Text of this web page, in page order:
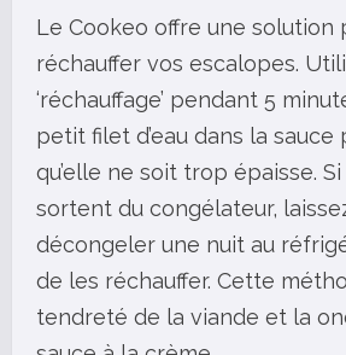
Le Cookeo offre une solution
réchauffer vos escalopes.
‘réchauffage’ pendant 5
petit filet d’eau dans la
qu’elle ne soit trop épaisse.
sortent du congélateur,
décongeler une nuit au
de les réchauffer. Cette
tendreté de la viande et la